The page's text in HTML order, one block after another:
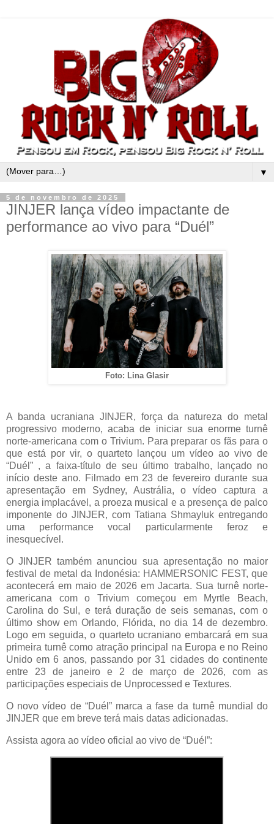
▼
5 de novembro de 2025
JINJER lança vídeo impactante de
performance ao vivo para “Duél”
Foto: Lina Glasir
A banda ucraniana JINJER, força da natureza do metal
progressivo moderno, acaba de iniciar sua enorme turnê
norte-americana com o Trivium. Para preparar os fãs para o
que está por vir, o quarteto lançou um vídeo ao vivo de
“Duél ” , a faixa-título de seu último trabalho, lançado no
início deste ano. Filmado em 23 de fevereiro durante sua
apresentação em Sydney, Austrália, o vídeo captura a
energia implacável, a proeza musical e a presença de palco
imponente do JINJER, com Tatiana Shmayluk entregando
uma performance vocal particularmente feroz e
inesquecível.
O JINJER também anunciou sua apresentação no maior
festival de metal da Indonésia: HAMMERSONIC FEST, que
acontecerá em maio de 2026 em Jacarta. Sua turnê norte-
americana com o Trivium começou em
Myrtle Beach,
Carolina do Sul, e terá duração de seis semanas, com o
último show em Orlando, Flórida, no dia 14 de dezembro.
Logo em seguida, o quarteto ucraniano embarcará em sua
primeira turnê como atração principal na Europa e no Reino
Unido em 6 anos, passando por 31 cidades do continente
entre 23 de janeiro e 2 de março de 2026, com as
participações especiais de Unprocessed e Textures.
O novo vídeo de “Duél ” marca a fase da turnê mundial do
JINJER que em breve terá mais datas adicionadas.
Assista agora ao vídeo oficial ao vivo de “Duél ”: